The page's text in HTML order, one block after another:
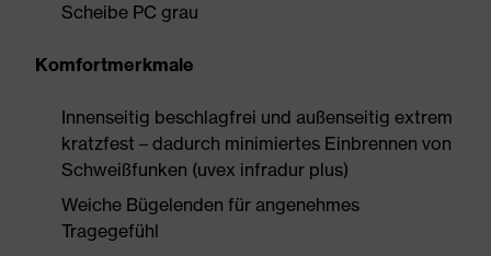
Scheibe PC grau
Komfortmerkmale
Innenseitig beschlagfrei und außenseitig extrem
kratzfest – dadurch minimiertes Einbrennen von
Schweißfunken (uvex infradur plus)
Weiche Bügelenden für angenehmes
Tragegefühl